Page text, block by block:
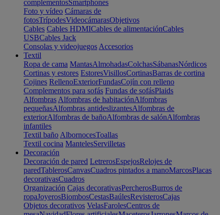
complementosSmartphones
Foto y vídeo Cámaras de
fotosTrípodesVideocámarasObjetivos
Cables Cables HDMICables de alimentaciónCables
USBCables Jack
Consolas y videojuegos Accesorios
Textil
Ropa de cama MantasAlmohadasColchasSábanasNórdicos
Cortinas y estores EstoresVisillosCortinasBarras de cortina
Cojines RellenoExteriorFundasCojín con relleno
Complementos para sofás Fundas de sofásPlaids
Alfombras Alfombras de habitaciónAlfombras
pequeñasAlfombras antideslizantesAlfombras de
exteriorAlfombras de bañoAlfombras de salónAlfombras
infantiles
Textil baño AlbornocesToallas
Textil cocina MantelesServilletas
Decoración
Decoración de pared LetrerosEspejosRelojes de
paredTablerosCanvasCuadros pintados a manoMarcosPlacas
decorativasCuadros
Organización Cajas decorativasPercherosBurros de
ropaJoyerosBiombosCestasBaúlesRevisterosCajas
Objetos decorativos VelasFarolesCentros de